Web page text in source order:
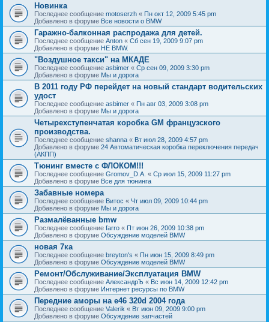
Новинка
Последнее сообщение motoserzh « Пн окт 12, 2009 5:45 pm
Добавлено в форуме Все новости о BMW
Гаражно-балконная распродажа для детей.
Последнее сообщение Anton « Сб сен 19, 2009 9:07 pm
Добавлено в форуме НЕ BMW.
"Воздушное такси" на МКАДЕ
Последнее сообщение asbimer « Ср сен 09, 2009 3:30 pm
Добавлено в форуме Мы и дорога
В 2011 году РФ перейдет на новый стандарт водительских
удост
Последнее сообщение asbimer « Пн авг 03, 2009 3:08 pm
Добавлено в форуме Мы и дорога
Четырехступенчатая коробка GM французского
производства.
Последнее сообщение shanna « Вт июл 28, 2009 4:57 pm
Добавлено в форуме 24 Автоматическая коробка переключения передач
(АКПП)
Тюнинг вместе с ФЛОКОМ!!!
Последнее сообщение Gromov_D.A. « Ср июл 15, 2009 11:27 pm
Добавлено в форуме Все для тюнинга
Забавные номера
Последнее сообщение Витос « Чт июл 09, 2009 10:44 pm
Добавлено в форуме Мы и дорога
Размалёванные bmw
Последнее сообщение farro « Пт июн 26, 2009 10:38 pm
Добавлено в форуме Обсуждение моделей BMW
новая 7ка
Последнее сообщение breyton's « Пн июн 15, 2009 8:49 pm
Добавлено в форуме Обсуждение моделей BMW
Ремонт/Обслуживание/Эксплуатация BMW
Последнее сообщение АлександрЪ « Вс июн 14, 2009 12:42 pm
Добавлено в форуме Интернет ресурсы по BMW
Передние аморы на e46 320d 2004 года
Последнее сообщение Valerik « Вт июн 09, 2009 9:00 pm
Добавлено в форуме Обсуждение запчастей